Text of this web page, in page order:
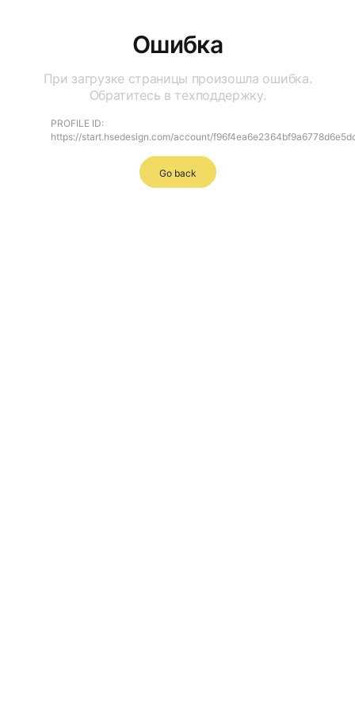
Ошибка
При загрузке страницы произошла ошибка.
Обратитесь в техподдержку.
PROFILE ID:
https://start.hsedesign.com/account/
Go back